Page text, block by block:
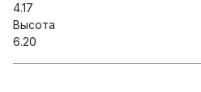
4.17
Высота
6.20